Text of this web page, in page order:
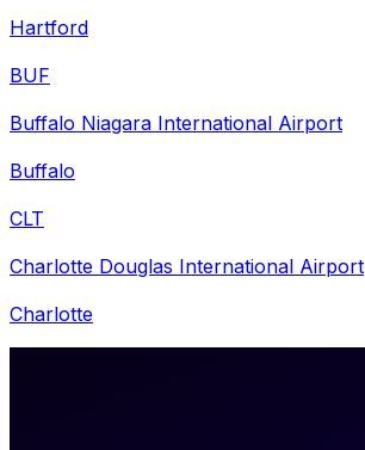
Hartford
BUF
Buffalo Niagara International Airport
Buffalo
CLT
Charlotte Douglas International Airport
Charlotte